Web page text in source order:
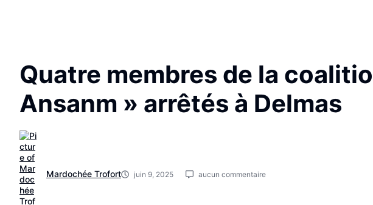
Quatre membres de la
Ansanm » arrêtés à Delmas
Mardochée Trofort juin 9, 2025 aucun commentaire